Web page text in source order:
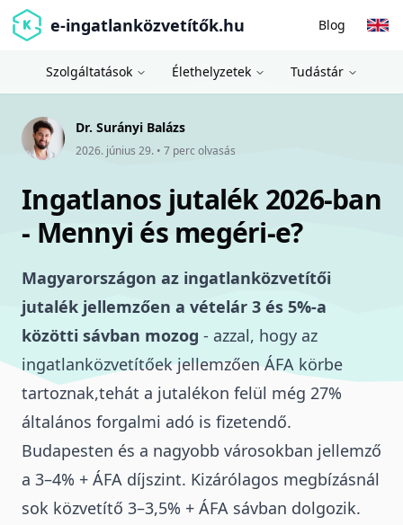
e-ingatlanközvetítők.hu Blog
Szolgáltatások Élethelyzetek Tudástár
Dr. Surányi Balázs
2026. június 29. • 7 perc olvasás
Ingatlanos jutalék 2026-ban
- Mennyi és megéri-e?
Magyarországon az ingatlanközvetítői
jutalék jellemzően a vételár 3 és 5%-a
közötti sávban mozog - azzal, hogy az
ingatlanközvetítőek jellemzően ÁFA körbe
tartoznak,tehát a jutalékon felül még 27%
általános forgalmi adó is fizetendő.
Budapesten és a nagyobb városokban jellemző
a 3–4% + ÁFA díjszint. Kizárólagos megbízásnál
sok közvetítő 3–3,5% + ÁFA sávban dolgozik.